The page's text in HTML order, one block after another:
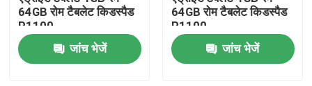
64GB रोम टैबलेट किडस्पैड
P1100
जांच भेजें
64GB रोम टैबलेट किडस्पैड
P1100
जांच भेजें